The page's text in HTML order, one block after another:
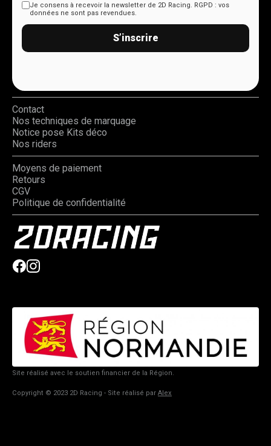
Je consens à recevoir la newsletter de 2D Racing. RGPD : vos
données ne sont pas revendues.
S’inscrire
Contact
Nos techniques de marquage
Notice pose Kits déco
Nos riders
Moyens de paiement
Retours
CGV
Politique de confidentialité
Site réalisé avec le soutien financier de la Région.
Copyright © 2023 2D Racing - Site réalisé par Alex